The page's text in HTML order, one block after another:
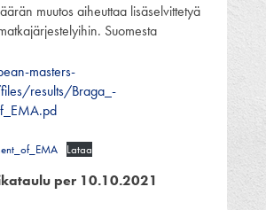
muutos aiheuttaa lisäselvittetyä
Suomesta
masters-
results/Braga_-
Lataa
per 10.10.2021